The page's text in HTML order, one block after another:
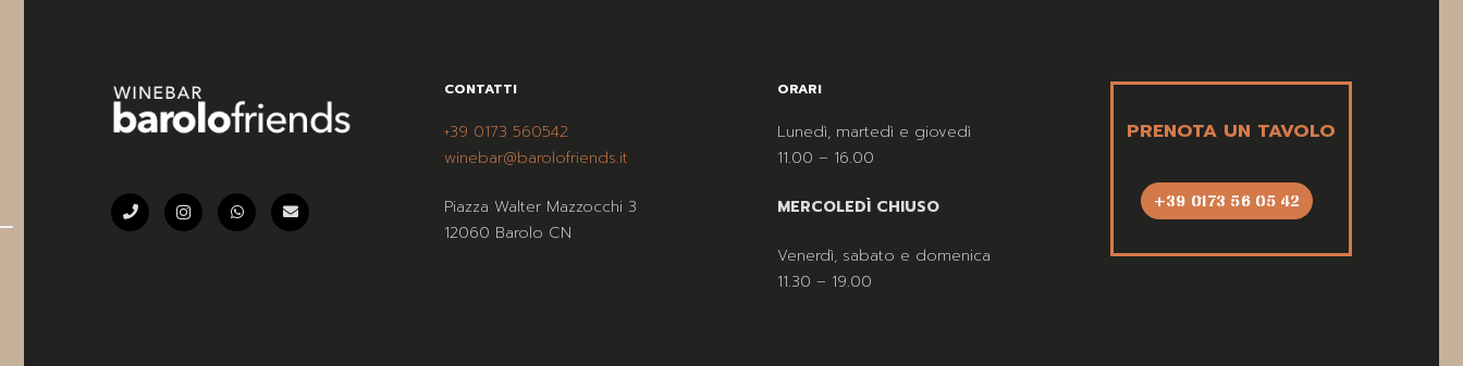
CONTATTI
+39 0173 560542
winebar@barolofriends.it
Piazza Walter Mazzocchi 3
12060 Barolo CN
ORARI
Lunedì, martedì e giovedì
11.00 – 16.00
MERCOLEDÌ CHIUSO
Venerdì, sabato e domenica
11.30 – 19.00
PRENOTA UN TAVOLO
+39 0173 56 05 42